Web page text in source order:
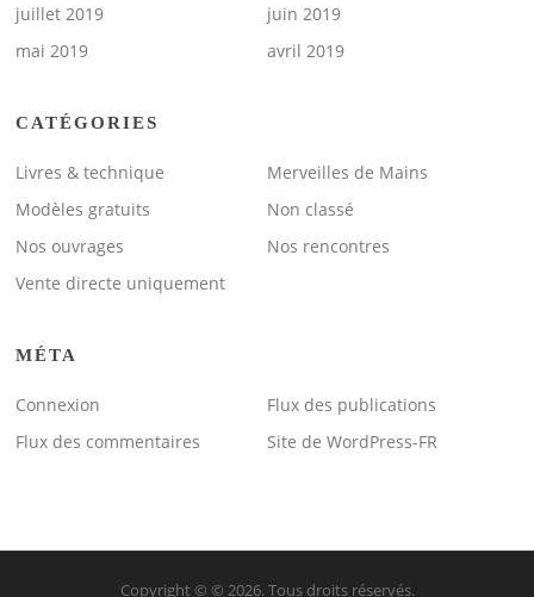
juillet 2019
juin 2019
mai 2019
avril 2019
CATÉGORIES
Livres & technique
Merveilles de Mains
Modèles gratuits
Non classé
Nos ouvrages
Nos rencontres
Vente directe uniquement
MÉTA
Connexion
Flux des publications
Flux des commentaires
Site de WordPress-FR
Copyright © © 2026. Tous droits réservés.